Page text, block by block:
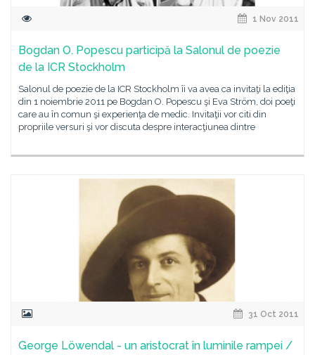
1 Nov 2011
Bogdan O. Popescu participă la Salonul de poezie
de la ICR Stockholm
Salonul de poezie de la ICR Stockholm îi va avea ca invitaţi la ediţia
din 1 noiembrie 2011 pe Bogdan O. Popescu şi Eva Ström, doi poeţi
care au în comun şi experienţa de medic. Invitaţii vor citi din
propriile versuri şi vor discuta despre interacţiunea dintre
31 Oct 2011
George Löwendal - un aristocrat în luminile rampei /